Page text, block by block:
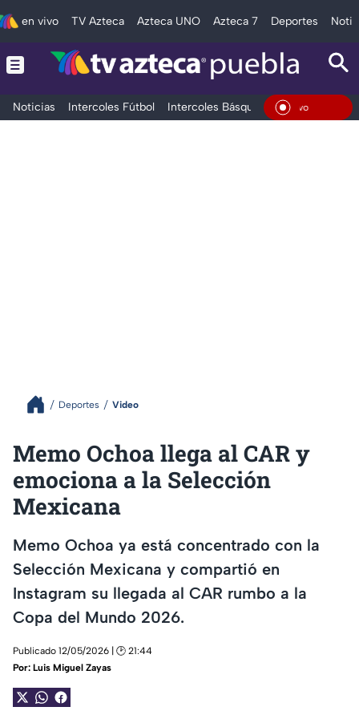
en vivo TV Azteca Azteca UNO Azteca 7 Deportes
Noticias Intercoles Fútbol Intercoles Básquetbol Deportes En
Deportes Video
Memo Ochoa llega al CAR y
emociona a la Selección
Mexicana
Memo Ochoa ya está concentrado con la
Selección Mexicana y compartió en
Instagram su llegada al CAR rumbo a la
Copa del Mundo 2026.
Publicado 12/05/2026 | 🕑 21:44
Por: Luis Miguel Zayas